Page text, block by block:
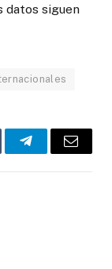
datos siguen
TelegramEmail